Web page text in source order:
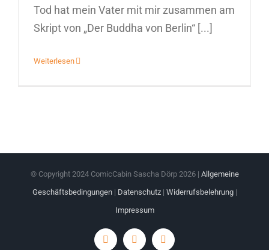
Tod hat mein Vater mit mir zusammen am
Skript von „Der Buddha von Berlin“ [...]
Weiterlesen
© Copyright 2024 ComicCabin Sascha Dörp 2026 | Allgemeine
Geschäftsbedingungen| Datenschutz| Widerrufsbelehrung|
Impressum
InstagramFacebookYouTube